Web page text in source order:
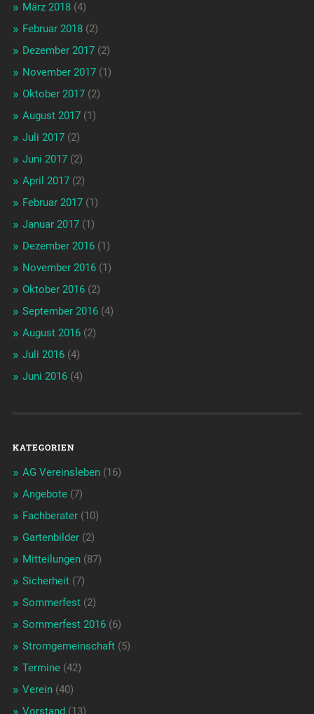
März 2018(4)
Februar 2018(2)
Dezember 2017(2)
November 2017(1)
Oktober 2017(2)
August 2017(1)
Juli 2017(2)
Juni 2017(2)
April 2017(2)
Februar 2017(1)
Januar 2017(1)
Dezember 2016(1)
November 2016(1)
Oktober 2016(2)
September 2016(4)
August 2016(2)
Juli 2016(4)
Juni 2016(4)
KATEGORIEN
AG Vereinsleben(16)
Angebote(7)
Fachberater(10)
Gartenbilder(2)
Mitteilungen(87)
Sicherheit(7)
Sommerfest(2)
Sommerfest 2016(6)
Stromgemeinschaft(5)
Termine(42)
Verein(40)
Vorstand(13)